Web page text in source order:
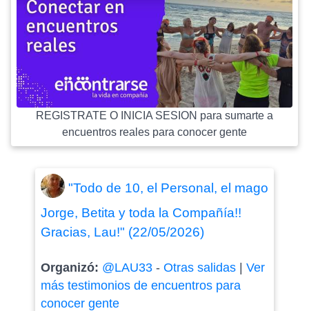
REGISTRATE O INICIA SESION para sumarte a
encuentros reales para conocer gente
"Todo de 10, el Personal, el mago
Jorge, Betita y toda la Compañía!!
Gracias, Lau!" (22/05/2026)
Organizó: @LAU33- Otras salidas| Ver
más testimonios de encuentros para
conocer gente